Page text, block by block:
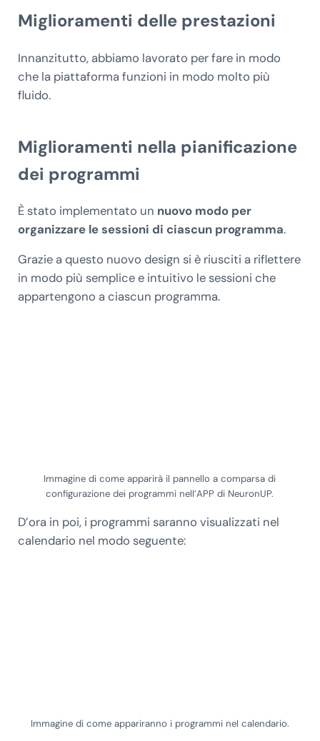
Miglioramenti delle prestazioni
Innanzitutto, abbiamo lavorato per fare in modo
che la piattaforma funzioni in modo molto più
fluido.
Miglioramenti nella pianificazione
dei programmi
È stato implementato un nuovo modo per
organizzare le sessioni di ciascun programma.
Grazie a questo nuovo design si è riusciti a riflettere
in modo più semplice e intuitivo le sessioni che
appartengono a ciascun programma.
Immagine di come apparirà il pannello a comparsa di
configurazione dei programmi nell’APP di NeuronUP.
D’ora in poi, i programmi saranno visualizzati nel
calendario nel modo seguente:
Immagine di come appariranno i programmi nel calendario.